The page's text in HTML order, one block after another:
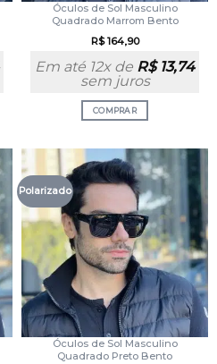
Óculos de Sol Masculino
Quadrado Marrom Bento
R$164,90
Em até 12x de R$13,74
sem juros
COMPRAR
Polarizado
Óculos de Sol Masculino
Quadrado Preto Bento